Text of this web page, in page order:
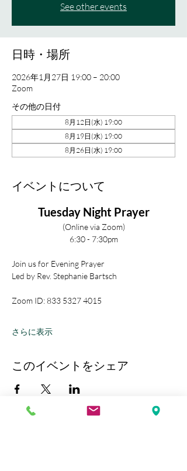
See other events
日時・場所
2026年1月27日 19:00 – 20:00
Zoom
その他の日付
8月12日(水) 19:00
8月19日(水) 19:00
8月26日(水) 19:00
イベントについて
Tuesday Night Prayer
(Online via Zoom)
6:30 - 7:30pm
Join us for Evening Prayer
Led by Rev. Stephanie Bartsch
Zoom ID: 833 5327 4015
さらに表示
このイベントをシェア